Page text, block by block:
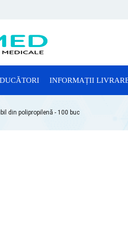
CONSUMABILE
Anatomie Patologică
INFORMAȚII
din polipropilenă - 100 buc